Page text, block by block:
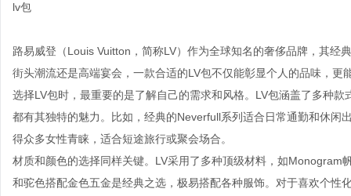
lv包
路易威登（Louis Vuitton，简称LV）作为全球知名的奢侈品牌，其经
街头潮流还是高端宴会，一款合适的LV包不仅能彰显个人的品味，更
选择LV包时，最重要的是了解自己的需求和风格。LV包涵盖了多种
都有其独特的魅力。比如，经典的Neverfull系列适合日常通勤和休
得众多女性青睐，适合短途旅行或聚会场合。
材质和颜色的选择同样关键。LV采用了多种顶级材料，如
和驼色搭配金色五金是经典之选，极易搭配各种服饰。对于喜欢个性